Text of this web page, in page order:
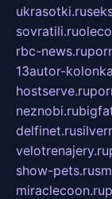
ukrasotki.ru
sovratili.ru
rbc-news.ru
13autor-
hostserve.ru
neznobi.ru
delfinet.ru
velotrenajery.ru
show-pets.ru
miraclecoon.ru